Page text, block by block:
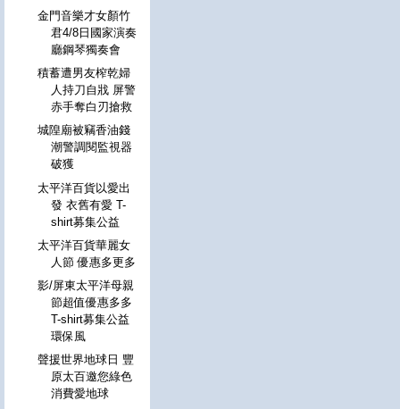
金門音樂才女顏竹
君4/8日國家演奏
廳鋼琴獨奏會
積蓄遭男友榨乾婦
人持刀自戕 屏警
赤手奪白刃搶救
城隍廟被竊香油錢
潮警調閱監視器
破獲
太平洋百貨以愛出
發 衣舊有愛 T-
shirt募集公益
太平洋百貨華麗女
人節 優惠多更多
影/屏東太平洋母親
節超值優惠多多
T-shirt募集公益
環保風
聲援世界地球日 豐
原太百邀您綠色
消費愛地球